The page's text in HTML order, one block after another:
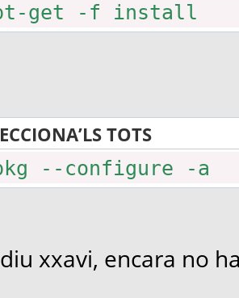
get -f install
TOTS
--configure -a
xxavi, encara no